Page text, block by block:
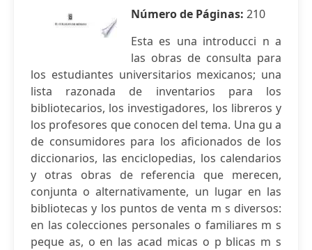
Número de Páginas: 210
Esta es una introducci n a
las obras de consulta para
los estudiantes universitarios mexicanos; una
lista razonada de inventarios para los
bibliotecarios, los investigadores, los libreros y
los profesores que conocen del tema. Una gu a
de consumidores para los aficionados de los
diccionarios, las enciclopedias, los calendarios
y otras obras de referencia que merecen,
conjunta o alternativamente, un lugar en las
bibliotecas y los puntos de venta m s diversos:
en las colecciones personales o familiares m s
peque as, o en las acad micas o p blicas m s